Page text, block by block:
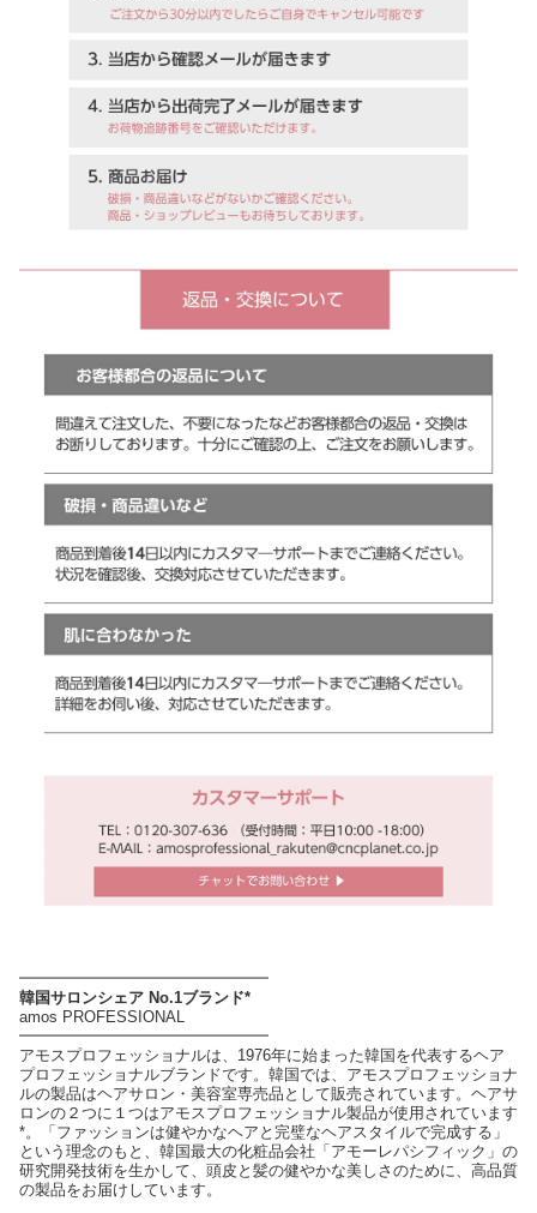
━━━━━━━━━━━━━━━━
韓国サロンシェア No.1ブランド*
amos PROFESSIONAL
━━━━━━━━━━━━━━━━
アモスプロフェッショナルは、1976年に始まった韓国を代表するヘア
プロフェッショナルブランドです。韓国では、アモスプロフェッショナ
ルの製品はヘアサロン・美容室専売品として販売されています。ヘアサ
ロンの２つに１つはアモスプロフェッショナル製品が使用されています
*。「ファッションは健やかなヘアと完璧なヘアスタイルで完成する」
という理念のもと、韓国最大の化粧品会社「アモーレパシフィック」の
研究開発技術を生かして、頭皮と髪の健やかな美しさのために、高品質
の製品をお届けしています。